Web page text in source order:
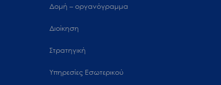
Δομή – οργανόγραμμα
Διοίκηση
Στρατηγική
Υπηρεσίες Εσωτερικού